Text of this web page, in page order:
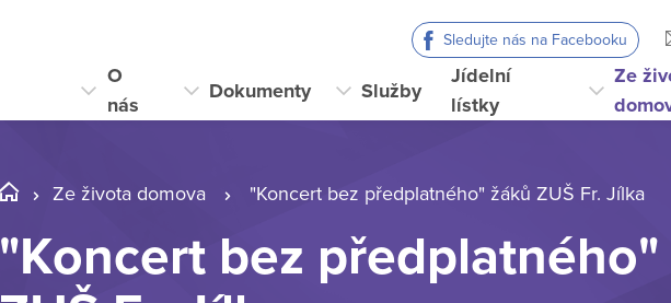
Sledujte nás na Facebooku
O
nás
Dokumenty Služby
Jídelní
lístky
Ze
Ze života domova "Koncert bez předplatného" žáků ZUŠ Fr. Jílka
"Koncert bez předplatného"